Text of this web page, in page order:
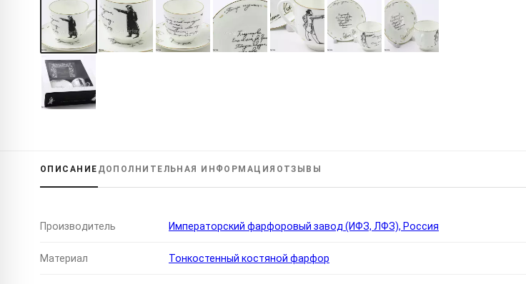
ОПИСАНИЕ ДОПОЛНИТЕЛЬНАЯ ИНФОРМАЦИЯ ОТЗЫВЫ
Производитель Императорский фарфоровый завод (ИФЗ, ЛФЗ), Россия
Материал Тонкостенный костяной фарфор